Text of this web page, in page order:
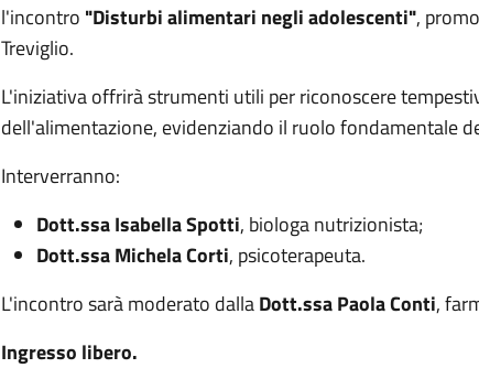
l'incontro "Disturbi alimentari negli adolescenti",
Treviglio.
L'iniziativa offrirà strumenti utili per riconoscere
dell'alimentazione, evidenziando il ruolo fondamentale
Interverranno:
Dott.ssa Isabella Spotti, biologa nutrizionista;
Dott.ssa Michela Corti, psicoterapeuta.
L'incontro sarà moderato dallaDott.ssa Paola Conti,
Ingresso libero.